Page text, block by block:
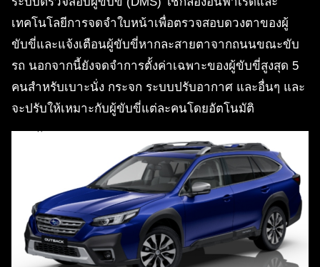
เทคโนโลยีการจดจำใบหน้าเพื่อตรวจสอบดวงตาของผู้
ขับขี่และแจ้งเตือนผู้ขับขี่หากละสายตาจากถนนขณะขับ
รถ นอกจากนี้ยังจดจำการตั้งค่าเฉพาะของผู้ขับขี่สูงสุด 5
คนสำหรับเบาะนั่ง กระจก ระบบปรับอากาศ และอื่นๆ และ
จะปรับให้เหมาะกับผู้ขับขี่แต่ละคนโดยอัตโนมัติ